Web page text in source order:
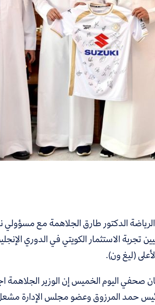
الدكتور طارق الجلاهمة مع مسؤولي
تجربة الاستثمار الكويتي في الدوري
(ليغ ون).
صحفي اليوم الخميس إن الوزير
حمد المرزوق وعضو مجلس الإدارة